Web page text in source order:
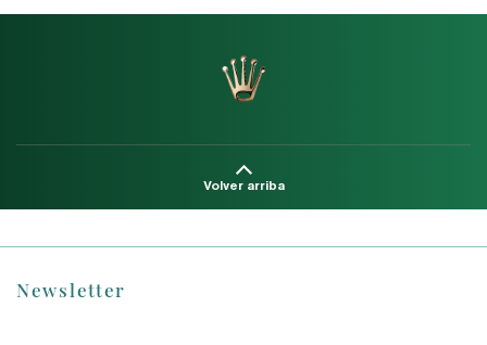
Volver arriba
Newsletter